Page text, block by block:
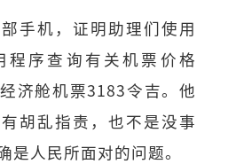
手机，证明助理们使用
程序查询有关机票价格
济舱机票3183令吉。他
胡乱指责，也不是没事
是人民所面对的问题。